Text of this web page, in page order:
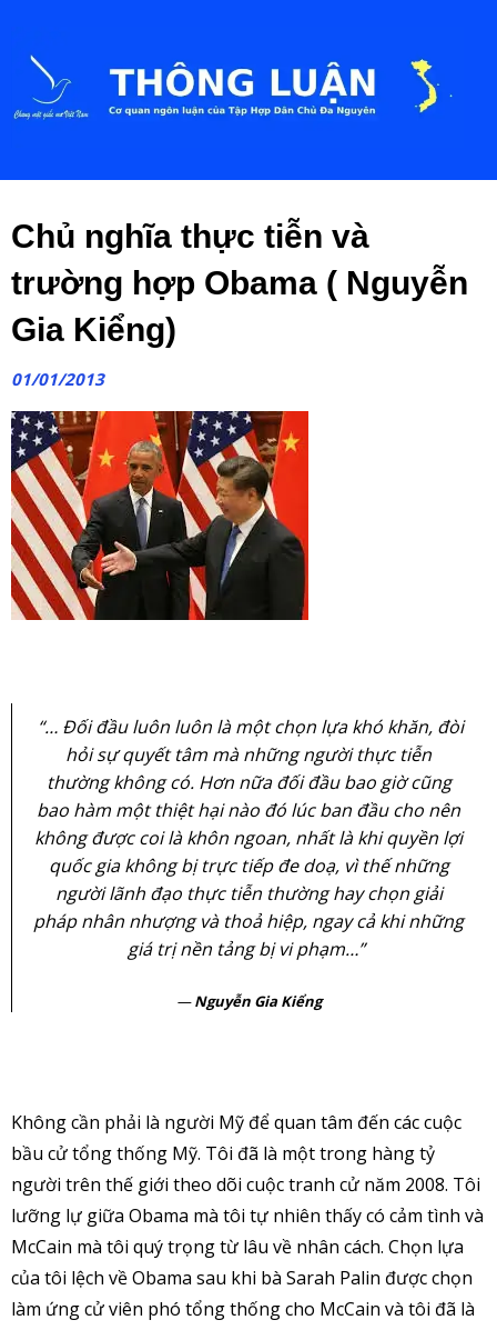
Chủ nghĩa thực tiễn và
trường hợp Obama ( Nguyễn
Gia Kiểng)
01/01/2013
“… Đối đầu luôn luôn là một chọn lựa khó khăn, đòi
hỏi sự quyết tâm mà những người thực tiễn
thường không có. Hơn nữa đối đầu bao giờ cũng
bao hàm một thiệt hại nào đó lúc ban đầu cho nên
không được coi là khôn ngoan, nhất là khi quyền lợi
quốc gia không bị trực tiếp đe doạ, vì thế những
người lãnh đạo thực tiễn thường hay chọn giải
pháp nhân nhượng và thoả hiệp, ngay cả khi những
giá trị nền tảng bị vi phạm…”
Nguyễn Gia Kiểng
Không cần phải là người Mỹ để quan tâm đến các cuộc
bầu cử tổng thống Mỹ. Tôi đã là một trong hàng tỷ
người trên thế giới theo dõi cuộc tranh cử năm 2008. Tôi
lưỡng lự giữa Obama mà tôi tự nhiên thấy có cảm tình và
McCain mà tôi quý trọng từ lâu về nhân cách. Chọn lựa
của tôi lệch về Obama sau khi bà Sarah Palin được chọn
làm ứng cử viên phó tổng thống cho McCain và tôi đã là